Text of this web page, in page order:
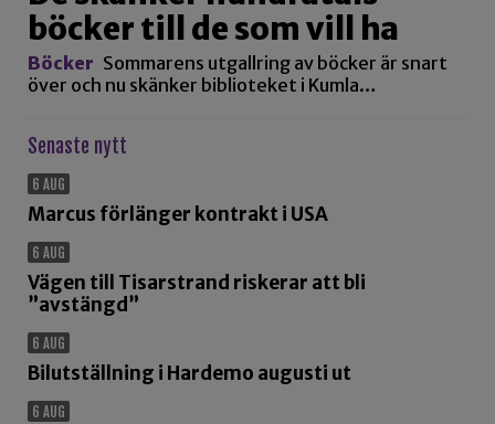
böcker till de som vill ha
Böcker Sommarens utgallring av böcker är snart
över och nu skänker biblioteket i Kumla…
Senaste nytt
6 AUG
Marcus förlänger kontrakt i USA
6 AUG
Vägen till Tisarstrand riskerar att bli
”avstängd”
6 AUG
Bilutställning i Hardemo augusti ut
6 AUG